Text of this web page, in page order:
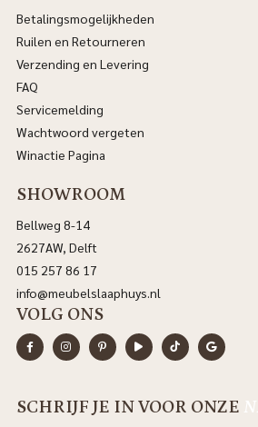
Betalingsmogelijkheden
Ruilen en Retourneren
Verzending en Levering
FAQ
Servicemelding
Wachtwoord vergeten
Winactie Pagina
SHOWROOM
Bellweg 8-14
2627AW, Delft
015 257 86 17
info@meubelslaaphuys.nl
VOLG ONS
SCHRIJF JE IN VOOR ONZE